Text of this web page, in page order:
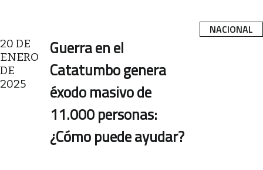
NACIONAL
20 DE
ENERO
DE
2025
Guerra en el
Catatumbo genera
éxodo masivo de
11.000 personas:
¿Cómo puede ayudar?